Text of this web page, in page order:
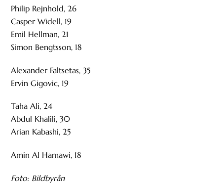
Philip Rejnhold, 26
Casper Widell, 19
Emil Hellman, 21
Simon Bengtsson, 18
Alexander Faltsetas, 35
Ervin Gigovic, 19
Taha Ali, 24
Abdul Khalili, 30
Arian Kabashi, 25
Amin Al Hamawi, 18
Foto: Bildbyrån